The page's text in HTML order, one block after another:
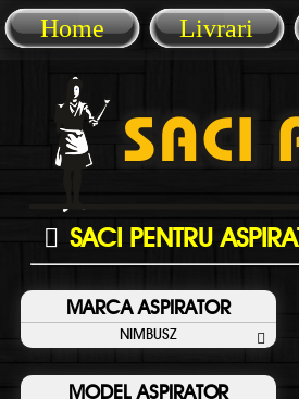
Home Livrari
SACI PENTRU
MARCA ASPIRATOR
NIMBUSZ
MODEL ASPIRATOR